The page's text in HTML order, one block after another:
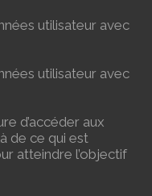
utilisateur avec
utilisateur avec
d’accéder aux
de ce qui est
atteindre l’objectif